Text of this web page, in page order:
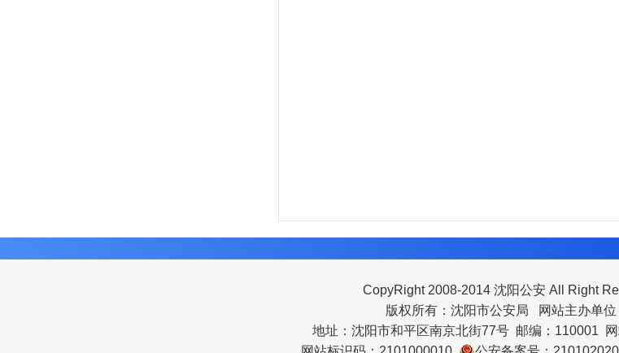
CopyRight 2008-2014 沈阳公安 All Right
版权所有：沈阳市公安局 网站主办单位
地址：沈阳市和平区南京北街77号 邮编：110001